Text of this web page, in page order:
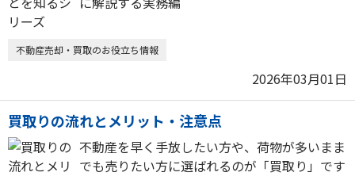
不動産売却・買取のお役立ち情報
2026年03月01日
買取りの流れとメリット・注意点
不動産を早く手放したい方や、荷物が多いまま
でも売りたい方に選ばれるのが「買取り」です